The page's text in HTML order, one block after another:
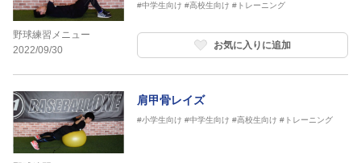
野球練習メニュー
2022/09/30
#中学生向け #高校生向け #トレーニング
お気に入りに追加
肩甲骨レイズ
#小学生向け #中学生向け #高校生向け #トレーニング